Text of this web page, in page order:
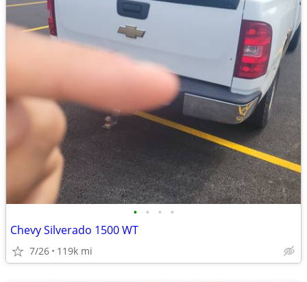
• • • •
Chevy Silverado 1500 WT
7/26 119k mi